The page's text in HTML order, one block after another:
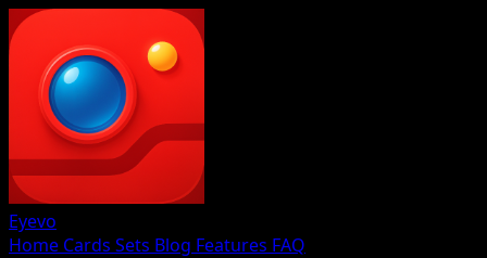
Eyevo
Home Cards Sets Blog Features FAQ